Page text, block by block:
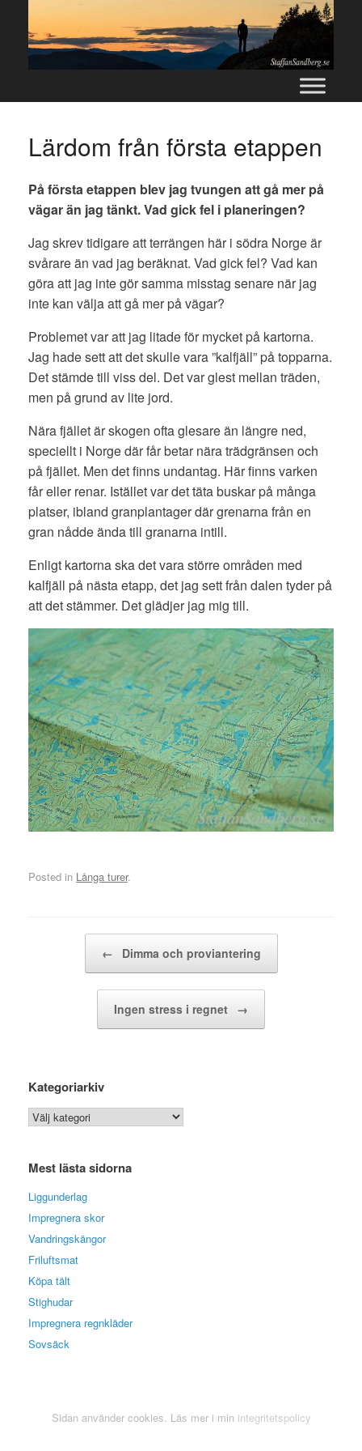
content
Lärdom från första etappen
På första etappen blev jag tvungen att gå mer på
vägar än jag tänkt. Vad gick fel i planeringen?
Jag skrev tidigare att terrängen här i södra Norge är
svårare än vad jag beräknat. Vad gick fel? Vad kan
göra att jag inte gör samma misstag senare när jag
inte kan välja att gå mer på vägar?
Problemet var att jag litade för mycket på kartorna.
Jag hade sett att det skulle vara ”kalfjäll” på topparna.
Det stämde till viss del. Det var glest mellan träden,
men på grund av lite jord.
Nära fjället är skogen ofta glesare än längre ned,
speciellt i Norge där får betar nära trädgränsen och
på fjället. Men det finns undantag. Här finns varken
får eller renar. Istället var det täta buskar på många
platser, ibland granplantager där grenarna från en
gran nådde ända till granarna intill.
Enligt kartorna ska det vara större områden med
kalfjäll på nästa etapp, det jag sett från dalen tyder på
att det stämmer. Det glädjer jag mig till.
Posted in Långa turer.
← Dimma och proviantering
Ingen stress i regnet →
Kategoriarkiv
Kategoriarkiv
Mest lästa sidorna
Liggunderlag
Impregnera skor
Vandringskängor
Friluftsmat
Köpa tält
Stighudar
Impregnera regnkläder
Sovsäck
Sidan använder cookies. Läs mer i min integritetspolicy